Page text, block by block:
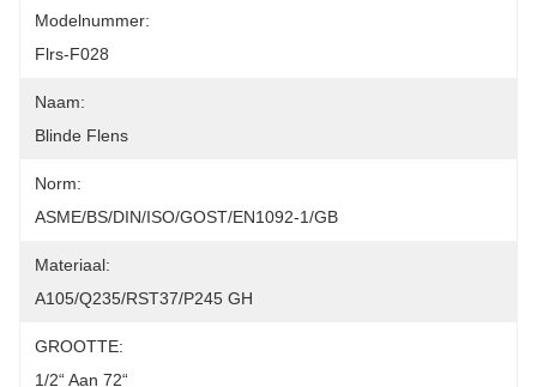
Modelnummer:
Flrs-F028
Naam:
Blinde Flens
Norm:
ASME/BS/DIN/ISO/GOST/EN1092-1/GB
Materiaal:
A105/Q235/RST37/P245 GH
GROOTTE:
1/2“ Aan 72“